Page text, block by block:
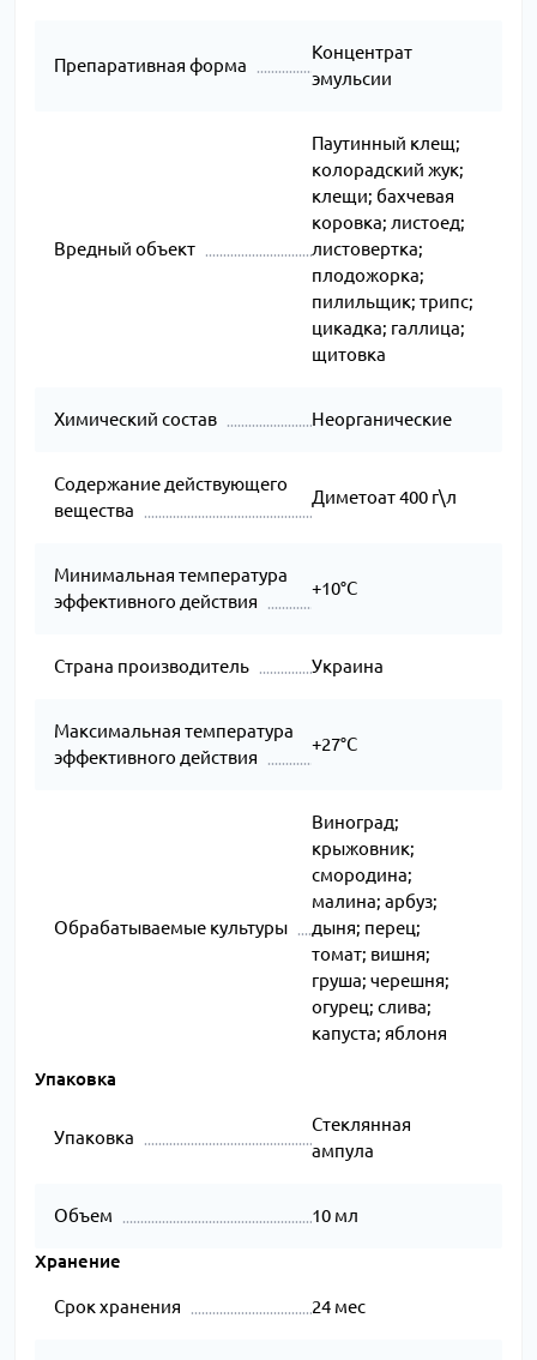
Препаративная форма
Концентрат
эмульсии
Вредный объект
Паутинный клещ;
колорадский жук;
клещи; бахчевая
коровка; листоед;
листовертка;
плодожорка;
пилильщик; трипс;
цикадка; галлица;
щитовка
Химический состав Неорганические
Содержание действующего
вещества
Диметоат 400 г\л
Минимальная температура
эффективного действия
+10°C
Страна производитель Украина
Максимальная температура
эффективного действия
+27°C
Обрабатываемые культуры
Виноград;
крыжовник;
смородина;
малина; арбуз;
дыня; перец;
томат; вишня;
груша; черешня;
огурец; слива;
капуста; яблоня
Упаковка
Упаковка
Стеклянная
ампула
Объем 10 мл
Хранение
Срок хранения 24 мес